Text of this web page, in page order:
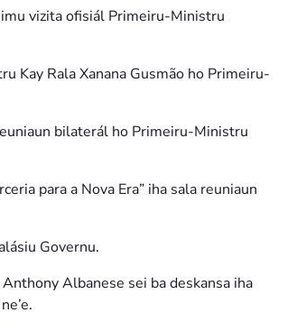
vizita ofisiál Primeiru-Ministru
Kay Rala Xanana Gusmão ho Primeiru-
bilaterál ho Primeiru-Ministru
para a Nova Era” iha sala reuniaun
Governu.
Albanese sei ba deskansa iha